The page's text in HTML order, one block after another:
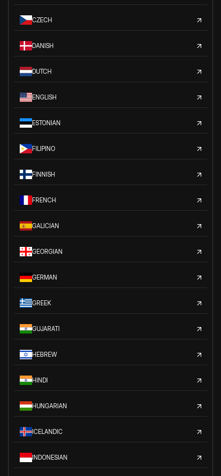
CZECH
DANISH
DUTCH
ENGLISH
ESTONIAN
FILIPINO
FINNISH
FRENCH
GALICIAN
GEORGIAN
GERMAN
GREEK
GUJARATI
HEBREW
HINDI
HUNGARIAN
ICELANDIC
INDONESIAN